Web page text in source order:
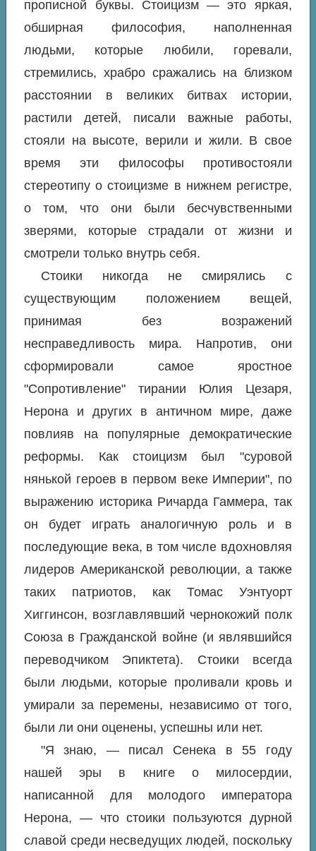
прописной буквы. Стоицизм — это яркая,
обширная философия, наполненная
людьми, которые любили, горевали,
стремились, храбро сражались на близком
расстоянии в великих битвах истории,
растили детей, писали важные работы,
стояли на высоте, верили и жили. В свое
время эти философы противостояли
стереотипу о стоицизме в нижнем регистре,
о том, что они были бесчувственными
зверями, которые страдали от жизни и
смотрели только внутрь себя.
Стоики никогда не смирялись с
существующим положением вещей,
принимая без возражений
несправедливость мира. Напротив, они
сформировали самое яростное
"Сопротивление" тирании Юлия Цезаря,
Нерона и других в античном мире, даже
повлияв на популярные демократические
реформы. Как стоицизм был "суровой
нянькой героев в первом веке Империи", по
выражению историка Ричарда Гаммера, так
он будет играть аналогичную роль и в
последующие века, в том числе вдохновляя
лидеров Американской революции, а также
таких патриотов, как Томас Уэнтуорт
Хиггинсон, возглавлявший чернокожий полк
Союза в Гражданской войне (и являвшийся
переводчиком Эпиктета). Стоики всегда
были людьми, которые проливали кровь и
умирали за перемены, независимо от того,
были ли они оценены, успешны или нет.
"Я знаю, — писал Сенека в 55 году
нашей эры в книге о милосердии,
написанной для молодого императора
Нерона, — что стоики пользуются дурной
славой среди несведущих людей, поскольку